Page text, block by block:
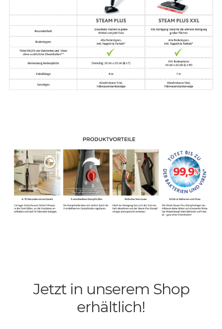
Jetzt in unserem Shop
erhältlich!